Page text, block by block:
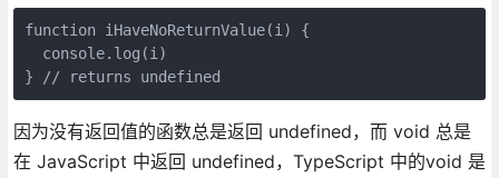
function iHaveNoReturnValue(i) {
  console.log(i)
} // returns undefined
因为没有返回值的函数总是返回 undefined，而 void 总是
在 JavaScript 中返回 undefined，TypeScript 中的void 是